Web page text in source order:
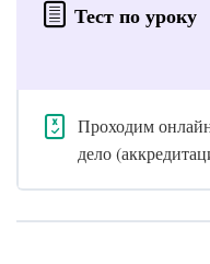
Тест по уроку
Проходим
дело